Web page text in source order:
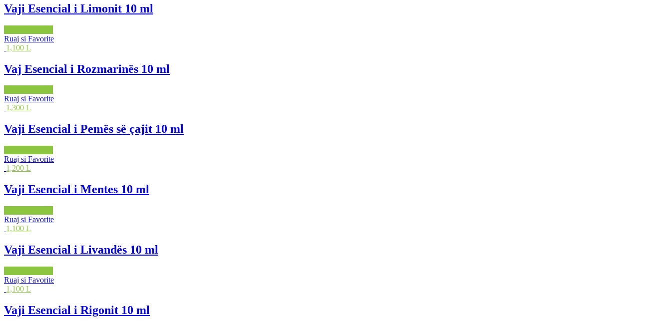
Vaji Esencial i Limonit 10 ml
Ruaj si Favorite
1,100 L
Vaj Esencial i Rozmarinës 10 ml
Ruaj si Favorite
1,300 L
Vaji Esencial i Pemës së çajit 10 ml
Ruaj si Favorite
1,200 L
Vaji Esencial i Mentes 10 ml
Ruaj si Favorite
1,100 L
Vaji Esencial i Livandës 10 ml
Ruaj si Favorite
1,100 L
Vaji Esencial i Rigonit 10 ml